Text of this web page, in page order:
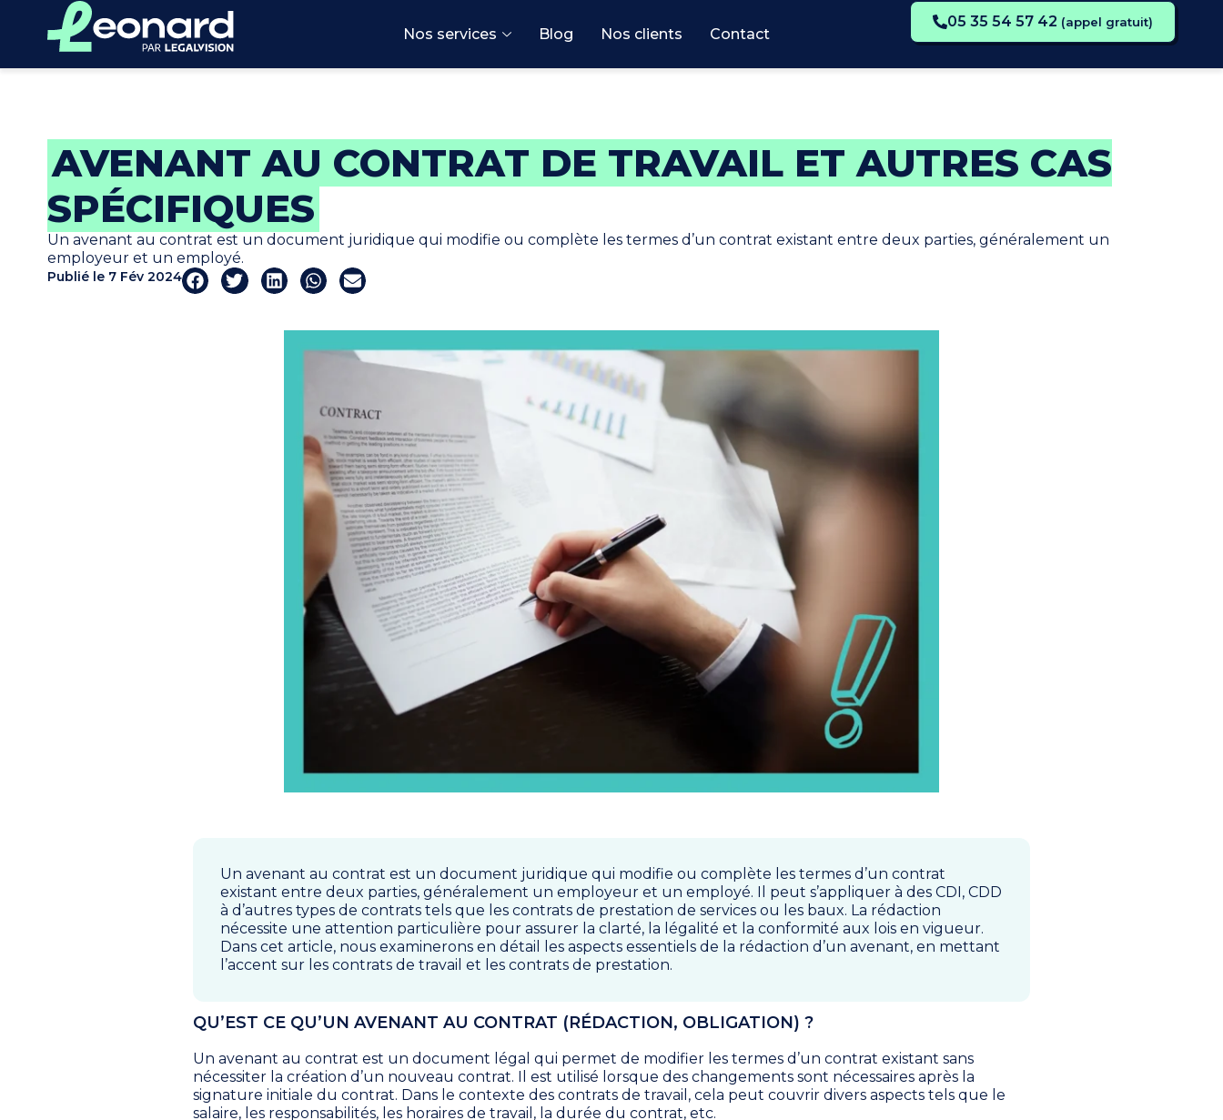
Nos services Blog Nos clients Contact
05 35 54 57 42 (appel gratuit)
AVENANT AU CONTRAT DE TRAVAIL ET AUTRES CAS
SPÉCIFIQUES
Un avenant au contrat est un document juridique qui modifie ou complète les termes d’un contrat existant entre deux parties, généralement un
employeur et un employé.
Publié le 7 Fév 2024
Un avenant au contrat est un document juridique qui modifie ou complète les termes d’un contrat
existant entre deux parties, généralement un employeur et un employé. Il peut s’appliquer à des CDI, CDD
à d’autres types de contrats tels que les contrats de prestation de services ou les baux. La rédaction
nécessite une attention particulière pour assurer la clarté, la légalité et la conformité aux lois en vigueur.
Dans cet article, nous examinerons en détail les aspects essentiels de la rédaction d’un avenant, en mettant
l’accent sur les contrats de travail et les contrats de prestation.
QU’EST CE QU’UN AVENANT AU CONTRAT (RÉDACTION, OBLIGATION) ?
Un avenant au contrat est un document légal qui permet de modifier les termes d’un contrat existant sans
nécessiter la création d’un nouveau contrat. Il est utilisé lorsque des changements sont nécessaires après la
signature initiale du contrat. Dans le contexte des contrats de travail, cela peut couvrir divers aspects tels que le
salaire, les responsabilités, les horaires de travail, la durée du contrat, etc.